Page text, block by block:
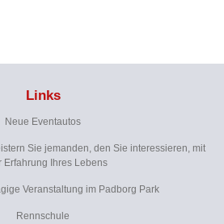
Links
Neue Eventautos
Sie jemanden, den Sie interessieren, mit
Erfahrung Ihres Lebens
Veranstaltung im Padborg Park
Rennschule